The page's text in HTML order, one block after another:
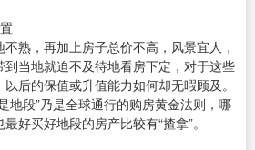
熟，再加上房子总价不高，风景宜人，
当地就迫不及待地看房下定，对于这些
后的保值或升值能力如何却无暇顾及。
地段”乃是全球通行的购房黄金法则，哪
好买好地段的房产比较有“揸拿”。